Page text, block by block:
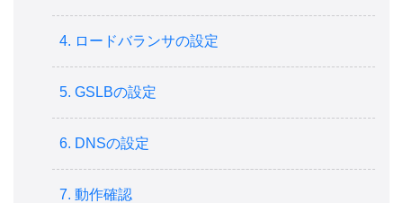
4. ロードバランサの設定
5. GSLBの設定
6. DNSの設定
7. 動作確認